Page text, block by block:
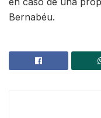
Bernabéu.